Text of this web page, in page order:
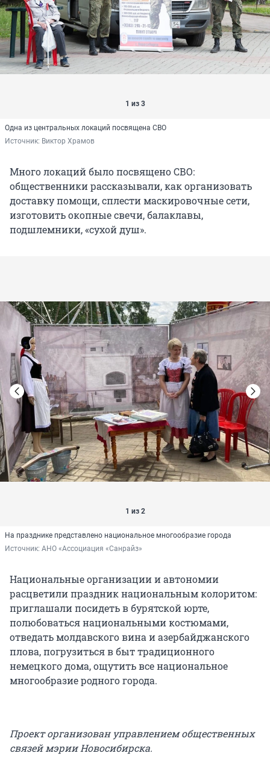
1 из 3
Одна из центральных локаций посвящена СВО
Источник: Виктор Храмов
Много локаций было посвящено СВО:
общественники рассказывали, как организовать
доставку помощи, сплести маскировочные сети,
изготовить окопные свечи, балаклавы,
подшлемники, «сухой душ».
1 из 2
На празднике представлено национальное многообразие города
Источник: АНО «Ассоциация «Санрайз»
Национальные организации и автономии
расцветили праздник национальным колоритом:
приглашали посидеть в бурятской юрте,
полюбоваться национальными костюмами,
отведать молдавского вина и азербайджанского
плова, погрузиться в быт традиционного
немецкого дома, ощутить все национальное
многообразие родного города.
Проект организован управлением общественных
связей мэрии Новосибирска.